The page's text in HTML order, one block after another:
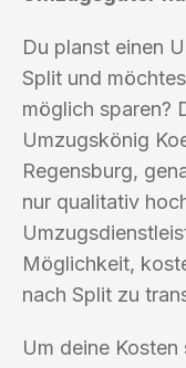
Du planst einen
Split und
möglich sparen?
Umzugskönig
Regensburg,
nur qualitativ
Möglichkeit,
nach Split zu
Um deine